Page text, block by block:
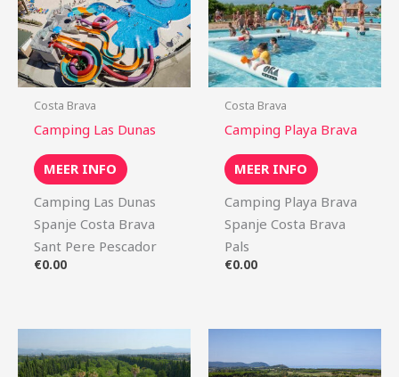
Costa Brava
Camping Las Dunas
MEER INFO
Camping Las Dunas
Spanje Costa Brava
Sant Pere Pescador
€0.00
Costa Brava
Camping Playa Brava
MEER INFO
Camping Playa Brava
Spanje Costa Brava
Pals
€0.00